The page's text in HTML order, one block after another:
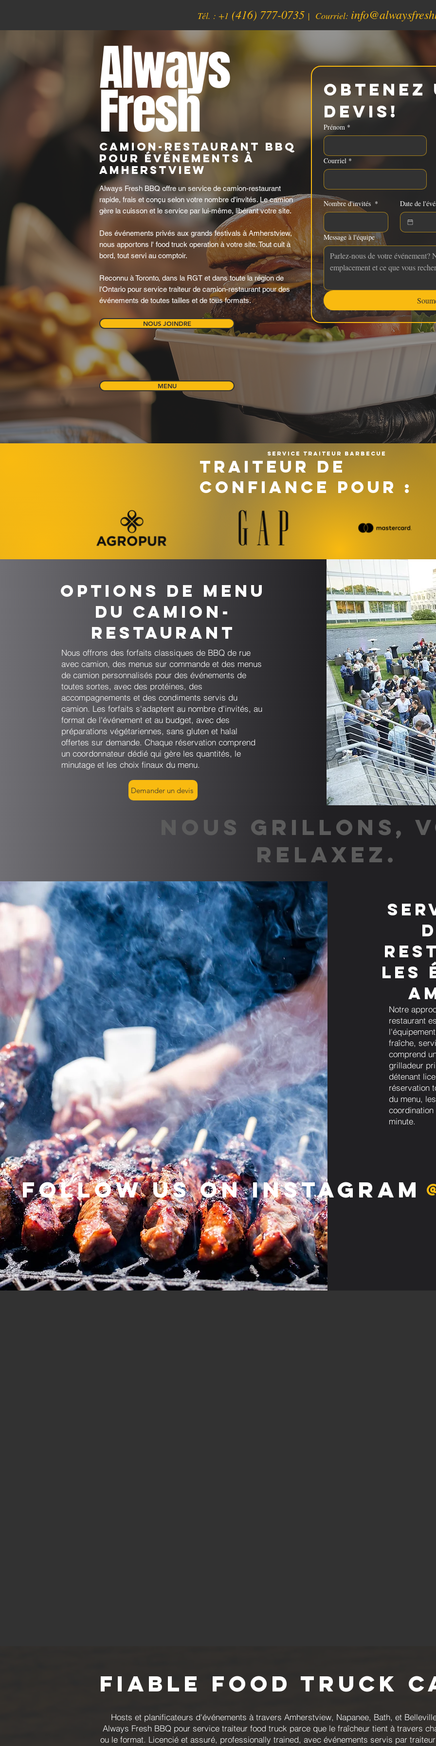
Tél. : +1 (416) 777-0735| Courriel:
Always
Fresh
Camion-restaurant BBQ
pour événements à
Amherstview
Always Fresh BBQ offre un service de camion-restaurant
rapide, frais et conçu selon votre nombre d'invités. Le camion
gère la cuisson et le service par lui-même, libérant votre site.
Des événements privés aux grands festivals à Amherstview,
nous apportons l' food truck operation à votre site. Tout cuit à
bord, tout servi au comptoir.
Reconnu à Toronto, dans la RGT et dans toute la région de
l'Ontario pour service traiteur de camion-restaurant pour des
événements de toutes tailles et de tous formats.
NOUS JOINDRE
Obtenez
devis!
Prénom *
Courriel *
Nombre d'invités * Date de
Message à l'équipe
MENU
Service traiteur barbecue
TRAITEUR DE
CONFIANCE POUR :
Options de menu
du camion-
restaurant
Nous offrons des forfaits classiques de BBQ de rue
avec camion, des menus sur commande et des menus
de camion personnalisés pour des événements de
toutes sortes, avec des protéines, des
accompagnements et des condiments servis du
camion. Les forfaits s'adaptent au nombre d'invités, au
format de l'événement et au budget, avec des
préparations végétariennes, sans gluten et halal
offertes sur demande. Chaque réservation comprend
un coordonnateur dédié qui gère les quantités, le
minutage et les choix finaux du menu.
Demander un devis
NOUS GRILLONS,
RELAXEZ.
les
Notre
restaurant
fraîche,
comprend
grilladeur
détenant
réservation
du menu,
minute.
Follow us on Instagram
Fiable Food Truck
Hosts et planificateurs d'événements à travers Amherstview, Napanee, Bath, et
Always Fresh BBQ pour service traiteur food truck parce que le fraîcheur tient à travers
ou le format. Licencié et assuré, professionally trained, avec événements servis par